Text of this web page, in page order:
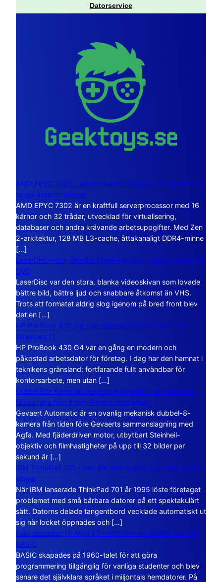
Datorservice
AMD EPYC 7302 – sexton kärnor byggda för servrar och
tunga arbetsstationer
AMD EPYC 7302 är en kraftfull serverprocessor med 16
kärnor och 32 trådar, utvecklad för virtualisering,
databaser och andra krävande arbetsuppgifter. Med Zen
2-arkitektur, 128 MB L3-cache, åttakanaligt DDR4-minne
[…]
LaserDisc – den jättelika filmskivan som visade vägen mot
DVD
LaserDisc var den stora, blanka videoskivan som lovade
bättre bild, bättre ljud och snabbare åtkomst än VHS.
Trots att formatet aldrig slog igenom på bred front blev
det en […]
HP ProBook 430 G4 – en arbetsdator från tiden före
Windows 11
HP ProBook 430 G4 var en gång en modern och
påkostad arbetsdator för företag. I dag har den hamnat i
teknikens gränsland: fortfarande fullt användbar för
kontorsarbete, men utan […]
Dubbelåtta Kameran Gevaert Automatic – en mekanisk
filmkamera från 8 mm-filmens storhetstid
Gevaert Automatic är en ovanlig mekanisk dubbel-8-
kamera från tiden före Gevaerts sammanslagning med
Agfa. Med fjäderdriven motor, utbytbart Steinheil-
objektiv och filmhastigheter på upp till 32 bilder per
sekund är […]
IBM ThinkPad 701 – den lilla datorn som vecklade ut sina
vingar
När IBM lanserade ThinkPad 701 år 1995 löste företaget
problemet med små bärbara datorer på ett spektakulärt
sätt. Datorns delade tangentbord vecklade automatiskt ut
sig när locket öppnades och […]
Från stordator till Atari ST – historien om BASIC och GFA
BASIC
BASIC skapades på 1960-talet för att göra
programmering tillgänglig för vanliga studenter och blev
senare det självklara språket i miljontals hemdatorer. På